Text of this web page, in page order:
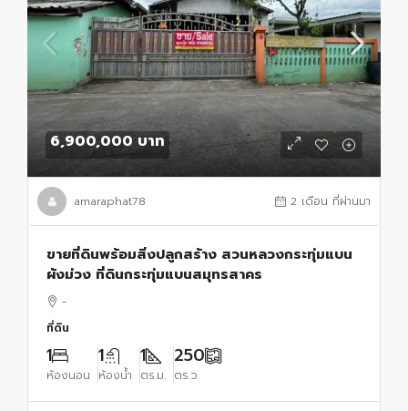
6,900,000 บาท
amaraphat78 2 เดือน ที่ผ่านมา
ขายที่ดินพร้อมสิ่งปลูกสร้าง สวนหลวงกระทุ่มแบน
ผังม่วง ที่ดินกระทุ่มแบนสมุทรสาคร
-
ที่ดิน
1
ห้องนอน
1
ห้องน้ำ
1
ตร.ม.
250
ตร.ว.